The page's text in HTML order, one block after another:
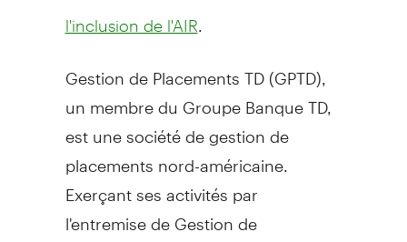
l'inclusion de l'AIR
Gestion de Placements TD (GPTD),
un membre du Groupe Banque TD,
est une société de gestion de
placements nord-américaine.
Exerçant ses activités par
l'entremise de Gestion de